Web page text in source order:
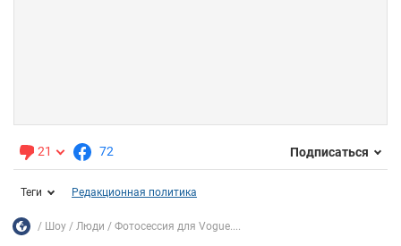
21 72 Подписаться
Теги Редакционная политика
Шоу Люди Фотосессия для Vogue....